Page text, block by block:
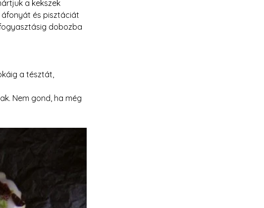
a kekszek
és pisztáciát
dobozba
a tésztát,
Nem gond, ha még